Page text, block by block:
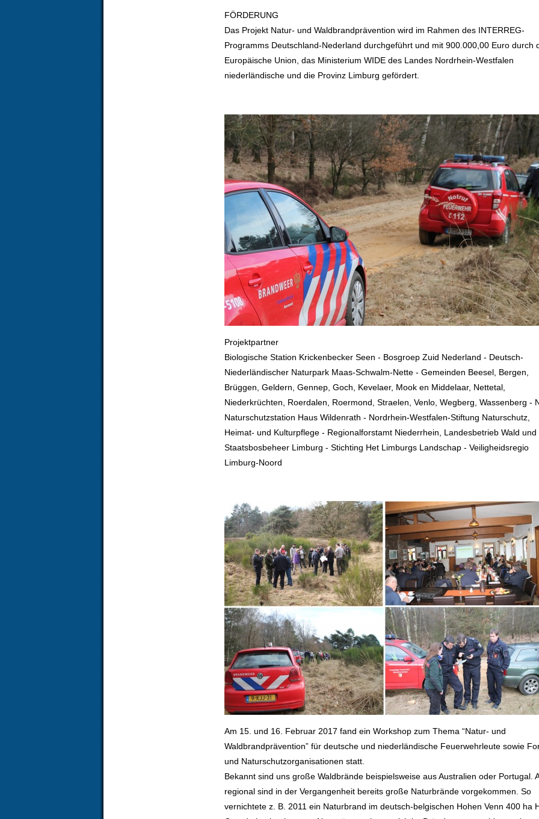
FÖRDERUNG
Das Projekt Natur- und Waldbrandprävention wird im Rahmen des INTERREG-
Programms Deutschland-Nederland durchgeführt und mit 900.000,00 Euro durch
Europäische Union, das Ministerium WIDE des Landes Nordrhein-Westfalen
niederländische und die Provinz Limburg gefördert.
Projektpartner
Biologische Station Krickenbecker Seen - Bosgroep Zuid Nederland - Deutsch-
Niederländischer Naturpark Maas-Schwalm-Nette - Gemeinden Beesel, Bergen,
Brüggen, Geldern, Gennep, Goch, Kevelaer, Mook en Middelaar, Nettetal,
Niederkrüchten, Roerdalen, Roermond, Straelen, Venlo, Wegberg, Wassenberg -
Naturschutzstation Haus Wildenrath - Nordrhein-Westfalen-Stiftung Naturschutz,
Heimat- und Kulturpflege - Regionalforstamt Niederrhein, Landesbetrieb Wald und
Staatsbosbeheer Limburg - Stichting Het Limburgs Landschap - Veiligheidsregio
Limburg-Noord
Am 15. und 16. Februar 2017 fand ein Workshop zum Thema “Natur- und
Waldbrandprävention” für deutsche und niederländische Feuerwehrleute sowie
und Naturschutzorganisationen statt.
Bekannt sind uns große Waldbrände beispielsweise aus Australien oder Portugal.
regional sind in der Vergangenheit bereits große Naturbrände vorgekommen. So
vernichtete z. B. 2011 ein Naturbrand im deutsch-belgischen Hohen Venn 400 ha